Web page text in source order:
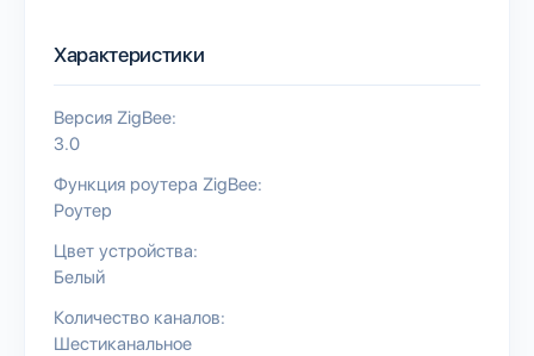
Характеристики
Версия ZigBee:
3.0
Функция роутера ZigBee:
Роутер
Цвет устройства:
Белый
Количество каналов:
Шестиканальное